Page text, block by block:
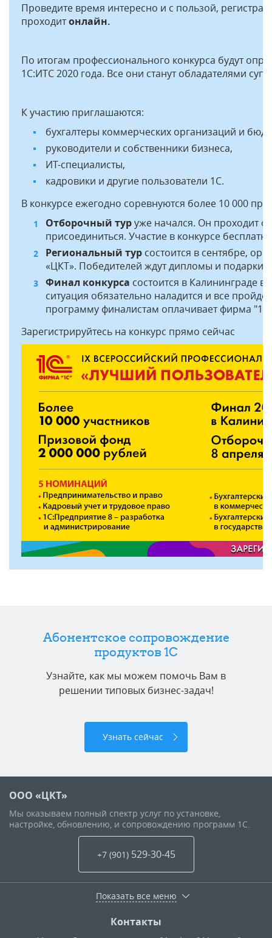
Проведите время интересно и с пользой,
проходитонлайн.
По итогам профессионального конкурса будут
1С:ИТС 2020 года. Все они станут обладателями
К участию приглашаются:
бухгалтеры коммерческих организаций и
руководители и собственники бизнеса,
ИТ-специалисты,
кадровики и другие пользователи 1С.
В конкурсе ежегодно соревнуются более 10 000
Отборочный туруже начался. Он проходит
присоединиться. Участие в конкурсе
Региональный тур состоится в сентябре,
«ЦКТ». Победителей ждут дипломы и подарки
Финал конкурса состоится в Калининграде
ситуация обязательно наладится и все
программу финалистам оплачивает фирма
Зарегистрируйтесь на конкурс прямо сейчас
Абонентское сопровождение
продуктов 1C
Узнайте, как мы можем помочь Вам в
решении типовых бизнес-задач!
Узнать сейчас
ООО «ЦКТ»
Мы оказываем полный спектр услуг по установке,
настройке, обновлению, и сопровождению программ 1С.
+7 (901) 529-30-45
Показать все меню
Контакты